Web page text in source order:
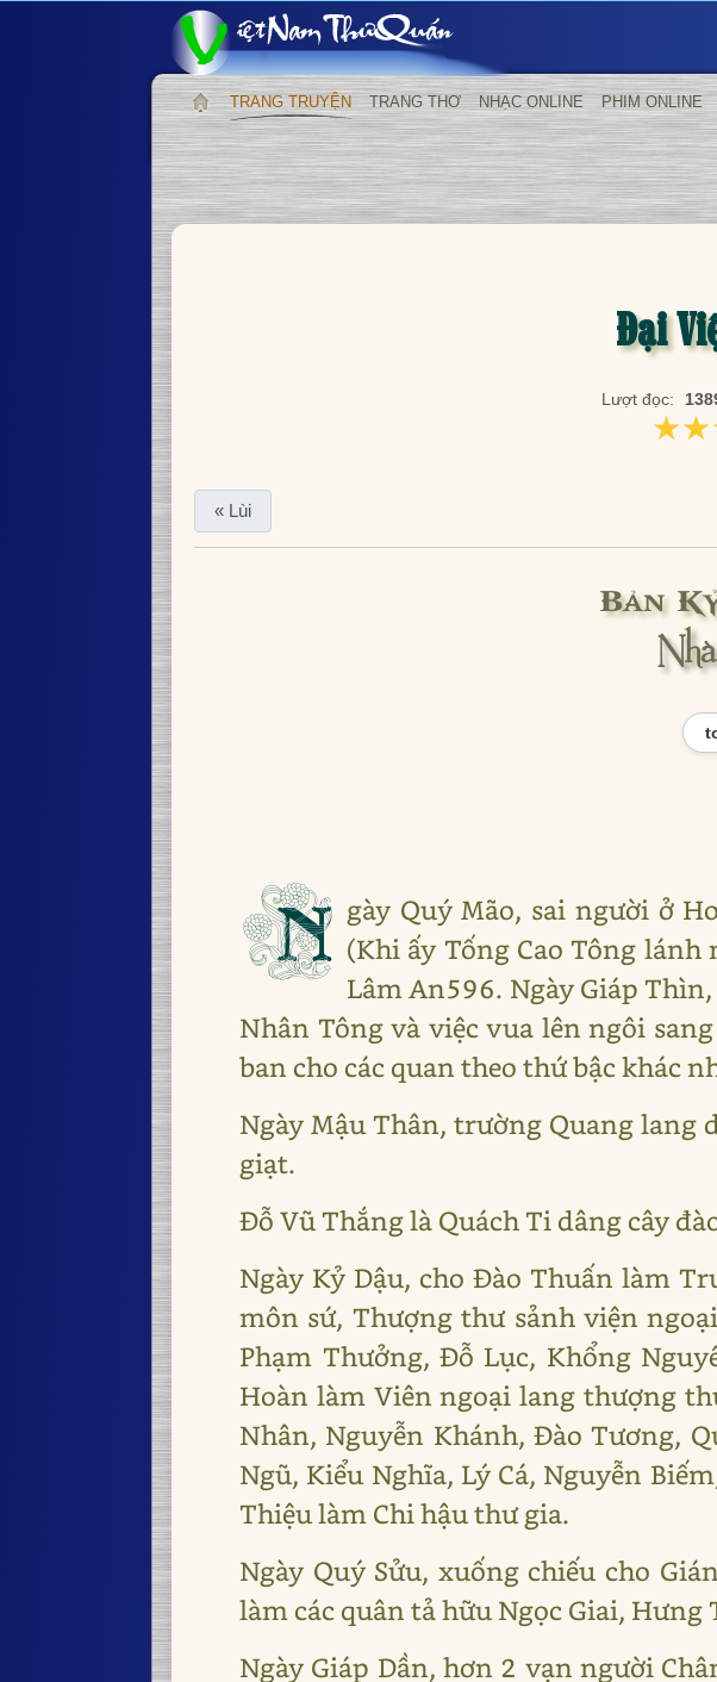
TRANG TRUYỆN TRANG THƠ NHẠC ONLINE PHIM ONLINE
Đại
Lượt đọc:
« Lùi
Bản
N gày Quý Mão, sai người ở
(Khi ấy Tống Cao Tông
Lâm An596. Ngày Giáp
Nhân Tông và việc vua lên ngôi
ban cho các quan theo thứ bậc khác
Ngày Mậu Thân, trường Quang lang
giạt.
Đỗ Vũ Thắng là Quách Ti dâng cây
Ngày Kỷ Dậu, cho Đào Thuấn làm
môn sứ, Thượng thư sảnh viện
Phạm Thưởng, Đỗ Lục, Khổng
Hoàn làm Viên ngoại lang thượng
Nhân, Nguyễn Khánh, Đào Tương,
Ngũ, Kiểu Nghĩa, Lý Cá, Nguyễn
Thiệu làm Chi hậu thư gia.
Ngày Quý Sửu, xuống chiếu cho
làm các quân tả hữu Ngọc Giai,
Ngày Giáp Dần, hơn 2 vạn người